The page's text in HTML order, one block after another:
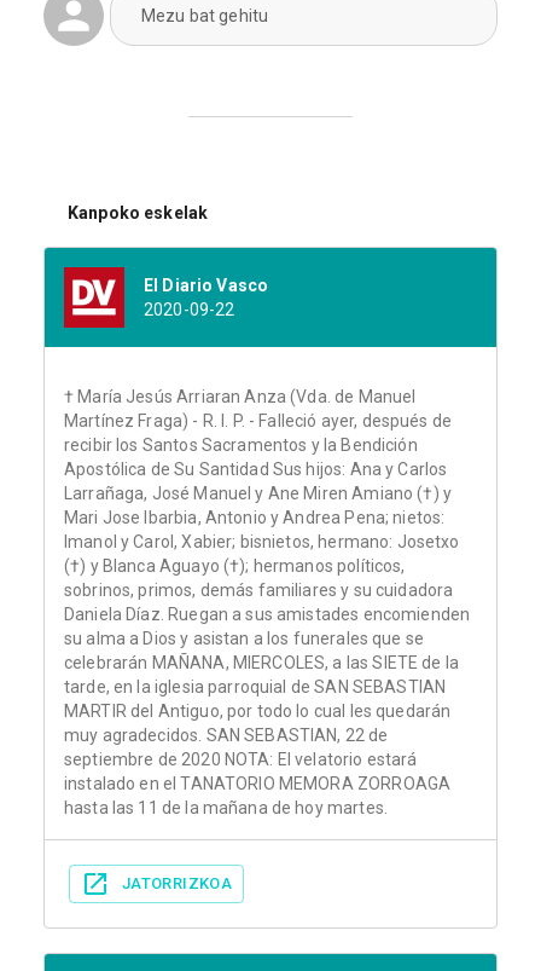
Mezu bat gehitu
Kanpoko eskelak
El Diario Vasco
2020-09-22
† María Jesús Arriaran Anza (Vda. de Manuel
Martínez Fraga) - R. I. P. - Falleció ayer, después de
recibir los Santos Sacramentos y la Bendición
Apostólica de Su Santidad Sus hijos: Ana y Carlos
Larrañaga, José Manuel y Ane Miren Amiano (†) y
Mari Jose Ibarbia, Antonio y Andrea Pena; nietos:
Imanol y Carol, Xabier; bisnietos, hermano: Josetxo
(†) y Blanca Aguayo (†); hermanos políticos,
sobrinos, primos, demás familiares y su cuidadora
Daniela Díaz. Ruegan a sus amistades encomienden
su alma a Dios y asistan a los funerales que se
celebrarán MAÑANA, MIERCOLES, a las SIETE de la
tarde, en la iglesia parroquial de SAN SEBASTIAN
MARTIR del Antiguo, por todo lo cual les quedarán
muy agradecidos. SAN SEBASTIAN, 22 de
septiembre de 2020 NOTA: El velatorio estará
instalado en el TANATORIO MEMORA ZORROAGA
hasta las 11 de la mañana de hoy martes.
JATORRIZKOA